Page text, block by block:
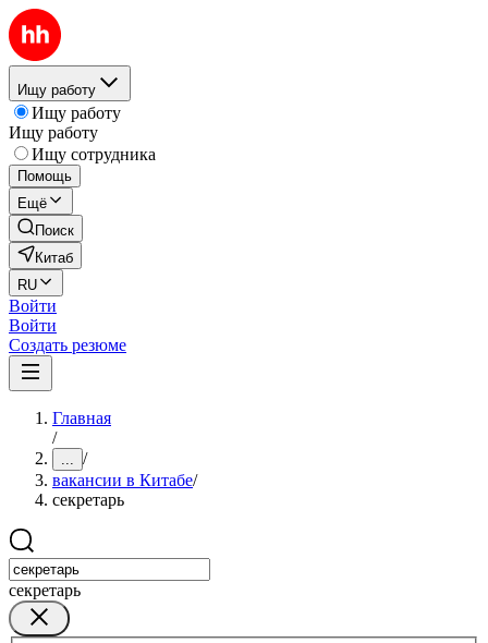
Ищу работу
Ищу работу
Ищу работу
Ищу сотрудника
Помощь
Ещё
Поиск
Китаб
RU
Войти
Войти
Создать резюме
Главная
/
... /
вакансии в Китабе/
секретарь
секретарь